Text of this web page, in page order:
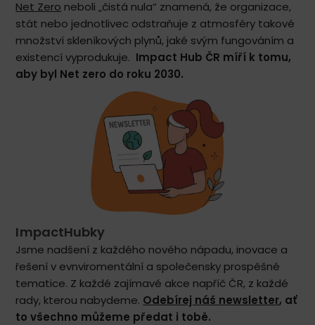
Net Zero neboli „čistá nula“ znamená, že organizace,
stát nebo jednotlivec odstraňuje z atmosféry takové
množství skleníkových plynů, jaké svým fungováním a
existencí vyprodukuje. Impact Hub ČR míří k tomu,
aby byl Net zero do roku 2030.
ImpactHubky
Jsme nadšení z každého nového nápadu, inovace a
řešení v evnviromentální a společensky prospěšné
tematice. Z každé zajímavé akce napříč ČR, z každé
rady, kterou nabydeme. Odebírej náš newsletter, ať
to všechno můžeme předat i tobě.